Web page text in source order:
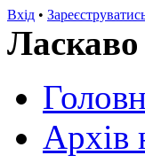
Вхід •
Архів